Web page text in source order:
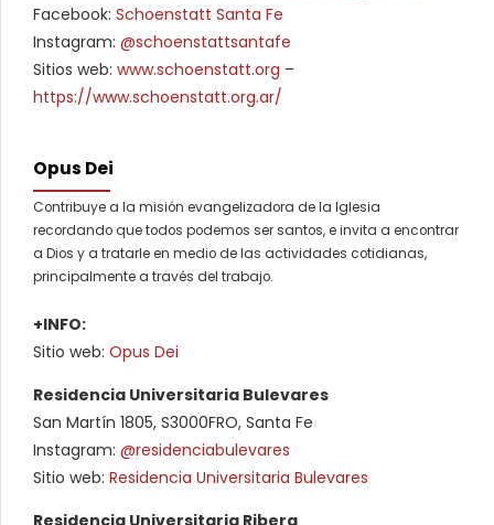
Facebook: Schoenstatt Santa Fe
Instagram: @schoenstattsantafe
Sitios web: www.schoenstatt.org –
https://www.schoenstatt.org.ar/
Opus Dei
Contribuye a la misión evangelizadora de la Iglesia
recordando que todos podemos ser santos, e invita a encontrar
a Dios y a tratarle en medio de las actividades cotidianas,
principalmente a través del trabajo.
+INFO:
Sitio web: Opus Dei
Residencia Universitaria Bulevares
San Martín 1805, S3000FRO, Santa Fe
Instagram: @residenciabulevares
Sitio web: Residencia Universitaria Bulevares
Residencia Universitaria Ribera